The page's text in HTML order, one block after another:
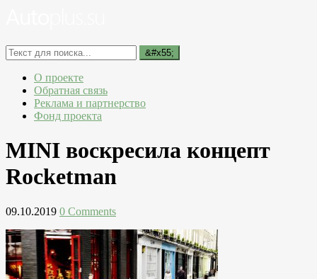
О проекте
Обратная связь
Реклама и партнерство
Фонд проекта
MINI воскресила концепт
Rocketman
09.10.2019 0 Comments